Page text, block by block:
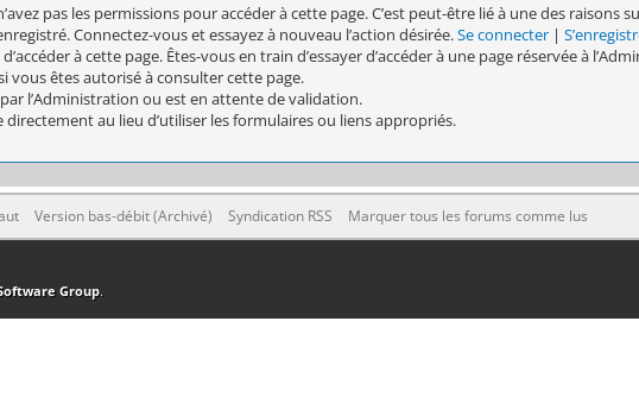
pas les permissions pour accéder à cette page. C’est peut-être lié à une des raisons
Connectez-vous et essayez à nouveau l’action désirée.Se connecter |
à cette page. Êtes-vous en train d’essayer d’accéder à une page réservée à
vous êtes autorisé à consulter cette page.
l’Administration ou est en attente de validation.
directement au lieu d’utiliser les formulaires ou liens appropriés.
Version bas-débit (Archivé) Syndication RSS Marquer tous les forums comme lus
Group.